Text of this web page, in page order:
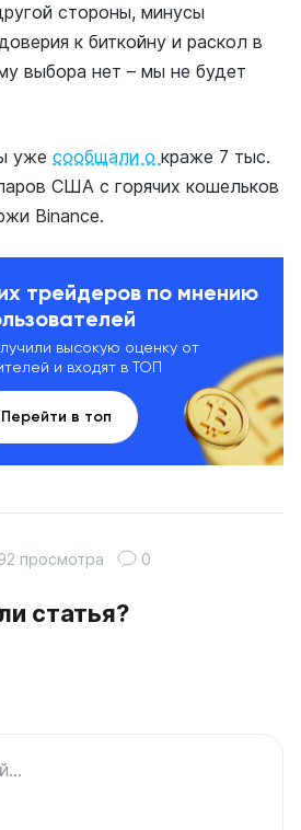
стороны, минусы
к биткойну и раскол в
выбора нет – мы не будет
уже сообщали о краже 7 тыс.
США с горячих кошельков
Binance.
трейдеров по мнению
высокую оценку от
и входят в ТОП
Перейти в топ
статья?
просмотра 0